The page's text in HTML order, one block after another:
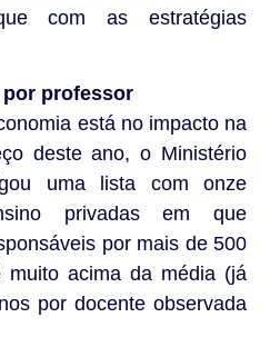
com as estratégias
por professor
está no impacto na
deste ano, o Ministério
uma lista com onze
privadas em que
por mais de 500
muito acima da média (já
por docente observada